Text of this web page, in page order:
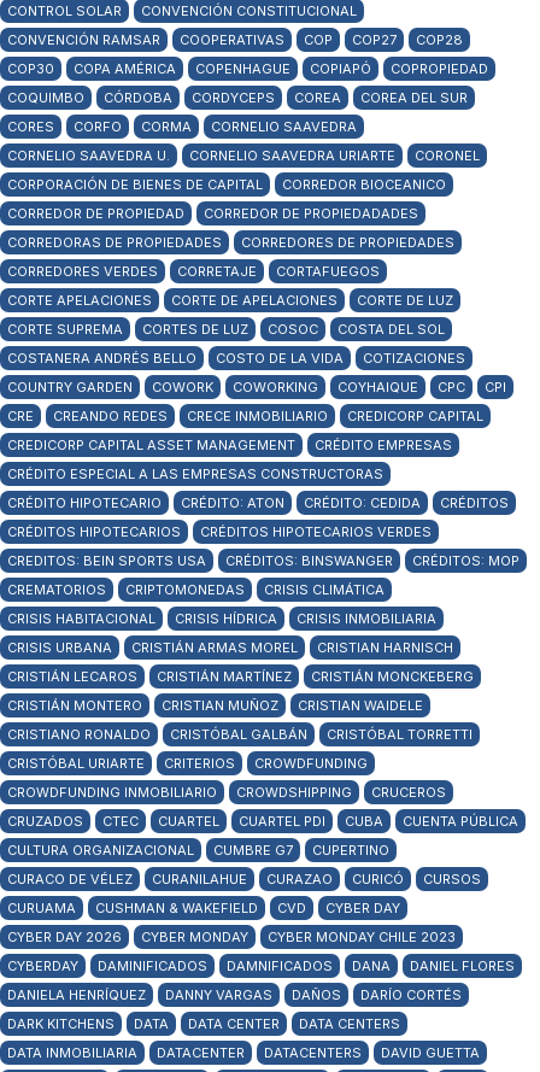
CONTROL SOLAR
CONVENCIÓN CONSTITUCIONAL
CONVENCIÓN RAMSAR
COOPERATIVAS COP COP27
COP28
COP30
COPA AMÉRICA COPENHAGUE COPIAPÓ
COPROPIEDAD
COQUIMBO
CÓRDOBA CORDYCEPS COREA
COREA DEL SUR
CORES
CORFO CORMA
CORNELIO SAAVEDRA
CORNELIO SAAVEDRA U.
CORNELIO SAAVEDRA URIARTE
CORONEL
CORPORACIÓN DE BIENES DE CAPITAL
CORREDOR BIOCEANICO
CORREDOR DE PROPIEDAD
CORREDOR DE PROPIEDADADES
CORREDORAS DE PROPIEDADES
CORREDORES DE PROPIEDADES
CORREDORES VERDES
CORRETAJE
CORTAFUEGOS
CORTE APELACIONES
CORTE DE APELACIONES
CORTE DE LUZ
CORTE SUPREMA
CORTES DE LUZ COSOC
COSTA DEL SOL
COSTANERA ANDRÉS BELLO
COSTO DE LA VIDA
COTIZACIONES
COUNTRY GARDEN
COWORK COWORKING COYHAIQUE CPC
CPI
CRE
CREANDO REDES CRECE INMOBILIARIO
CREDICORP CAPITAL
CREDICORP CAPITAL ASSET MANAGEMENT
CRÉDITO EMPRESAS
CRÉDITO ESPECIAL A LAS EMPRESAS CONSTRUCTORAS
CRÉDITO HIPOTECARIO
CRÉDITO: ATON CRÉDITO: CEDIDA
CRÉDITOS
CRÉDITOS HIPOTECARIOS
CRÉDITOS HIPOTECARIOS VERDES
CREDITOS: BEIN SPORTS USA
CRÉDITOS: BINSWANGER
CRÉDITOS: MOP
CREMATORIOS
CRIPTOMONEDAS
CRISIS CLIMÁTICA
CRISIS HABITACIONAL
CRISIS HÍDRICA
CRISIS INMOBILIARIA
CRISIS URBANA
CRISTIÁN ARMAS MOREL
CRISTIAN HARNISCH
CRISTIÁN LECAROS
CRISTIÁN MARTÍNEZ
CRISTIÁN MONCKEBERG
CRISTIÁN MONTERO
CRISTIAN MUÑOZ
CRISTIAN WAIDELE
CRISTIANO RONALDO
CRISTÓBAL GALBÁN
CRISTÓBAL TORRETTI
CRISTÓBAL URIARTE
CRITERIOS
CROWDFUNDING
CROWDFUNDING INMOBILIARIO
CROWDSHIPPING
CRUCEROS
CRUZADOS
CTEC CUARTEL CUARTEL PDI CUBA
CUENTA PÚBLICA
CULTURA ORGANIZACIONAL
CUMBRE G7
CUPERTINO
CURACO DE VÉLEZ
CURANILAHUE CURAZAO CURICÓ
CURSOS
CURUAMA
CUSHMAN & WAKEFIELD CVD
CYBER DAY
CYBER DAY 2026
CYBER MONDAY
CYBER MONDAY CHILE 2023
CYBERDAY
DAMINIFICADOS DAMNIFICADOS DANA
DANIEL FLORES
DANIELA HENRÍQUEZ
DANNY VARGAS DAÑOS
DARÍO CORTÉS
DARK KITCHENS
DATA DATA CENTER
DATA CENTERS
DATA INMOBILIARIA
DATACENTER DATACENTERS
DAVID GUETTA